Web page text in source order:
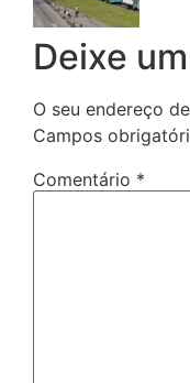
Deixe
O seu endereço
Campos
Comentário *